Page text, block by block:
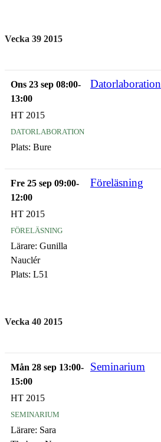
Vecka 39 2015
Ons 23 sep 08:00-
13:00
Datorlaboration
HT 2015
datorlaboration
Plats: Bure
Fre 25 sep 09:00-
12:00
Föreläsning
HT 2015
föreläsning
Lärare: Gunilla
Nauclér
Plats: L51
Vecka 40 2015
Mån 28 sep 13:00-
15:00
Seminarium
HT 2015
seminarium
Lärare: Sara